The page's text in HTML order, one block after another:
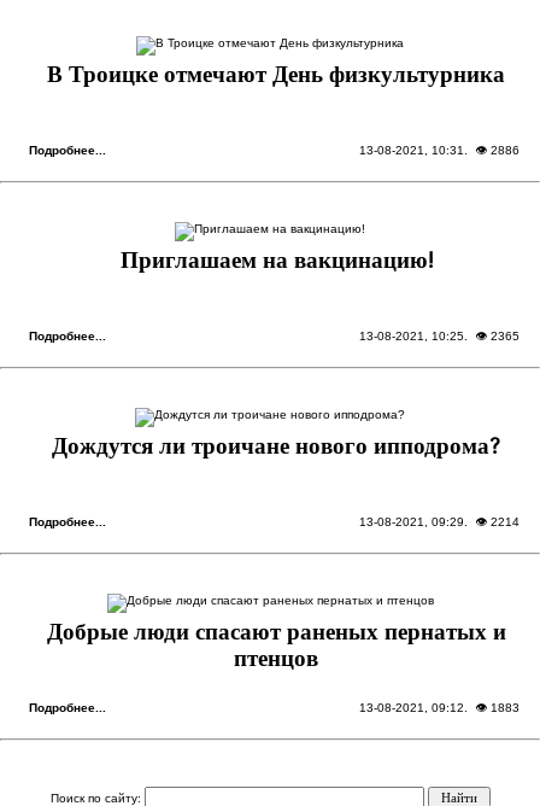
В Троицке отмечают День физкультурника
Подробнее... 13-08-2021, 10:31 . 👁 2886
Приглашаем на вакцинацию!
Подробнее... 13-08-2021, 10:25. 👁 2365
Дождутся ли троичане нового ипподрома?
Подробнее... 13-08-2021, 09:29 . 👁 2214
Добрые люди спасают раненых пернатых и
птенцов
Подробнее... 13-08-2021, 09:12 . 👁 1883
Поиск по сайту: